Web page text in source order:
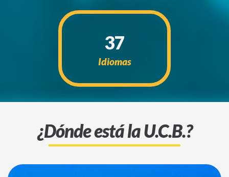
37
Idiomas
¿Dónde está la U.C.B.?